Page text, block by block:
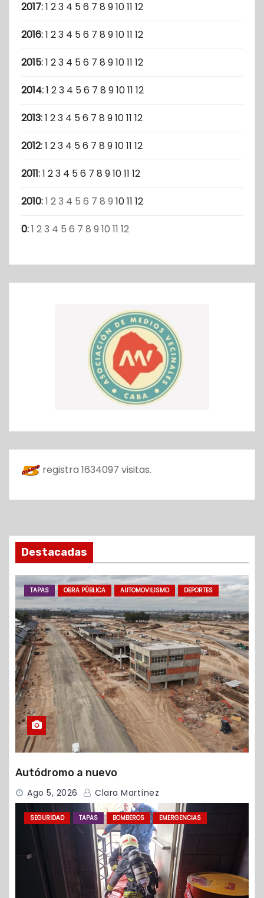
2017:1 23 4 56 7 8 91011 12
2016:1 23 4 56 7 8 91011 12
2015:1 23 4 56 7 8 91011 12
2014:1 23 4 56 7 8 91011 12
2013:1 23 4 56 7 8 91011 12
2012:1 23 4 56 7 8 91011 12
2011:1 23 4 56 7 8 91011 12
2010:1 23 4 5 6 7 8 9 1011 12
0:1 23 4 5 6 7 8 9 10 11 12
registra 1634097 visitas.
Destacadas
TAPAS OBRA PÚBLICA AUTOMOVILISMO DEPORTES
Autódromo a nuevo
Ago 5, 2026 Clara Martínez
SEGURIDAD TAPAS BOMBEROS EMERGENCIAS